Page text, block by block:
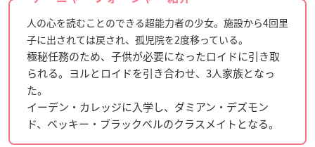
人の心を読むことのできる超能力者の少女。施設から4回里
子に出されては戻され、孤児院を2度移っている。
極秘任務のため、子供が必要になったロイドに引き取
られる。ヨルとロイドを引き合わせ、3人家族となっ
た。
イーデン・カレッジに入学し、ダミアン・デズモン
ド、ベッキー・ブラックベルのクラスメイトとなる。